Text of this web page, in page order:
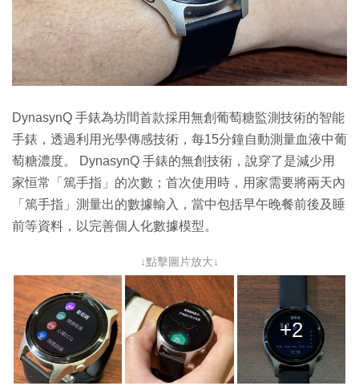
DynasynQ 手錶為坊間首款採用無創葡萄糖監測技術的智能
手錶，透過利用光學傳感技術，每15分鐘自動測量血液中葡
萄糖濃度。 DynasynQ 手錶的無創技術，說穿了是減少用
家恒常「篤手指」的次數；首次使用時，用家需要將兩天內
「篤手指」測量出的數據輸入，當中包括早午晚餐前後及睡
前等資料，以完善個人化數據模型。
↓點擊圖片放大↓
+2